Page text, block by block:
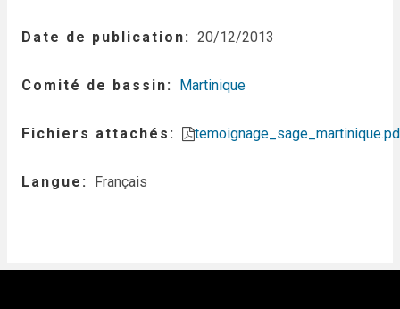
Date de publication 20/12/2013
Comité de bassin Martinique
Fichiers attachés
Langue Français